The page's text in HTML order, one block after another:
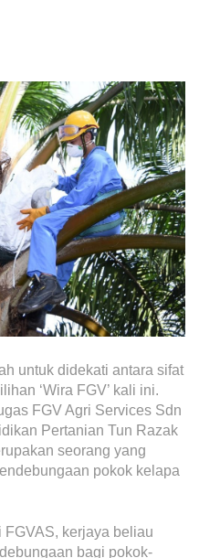
untuk didekati antara sifat
‘Wira FGV’ kali ini.
FGV Agri Services Sdn
Pertanian Tun Razak
seorang yang
pokok kelapa
FGVAS, kerjaya beliau
bagi pokok-